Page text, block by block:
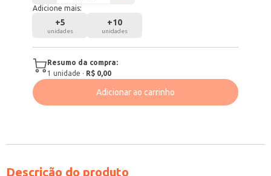
Adicione mais:
+5
unidades
+10
unidades
Resumo da compra:
1 unidade · R$ 0,00
Adicionar ao carrinho
Descrição do produto